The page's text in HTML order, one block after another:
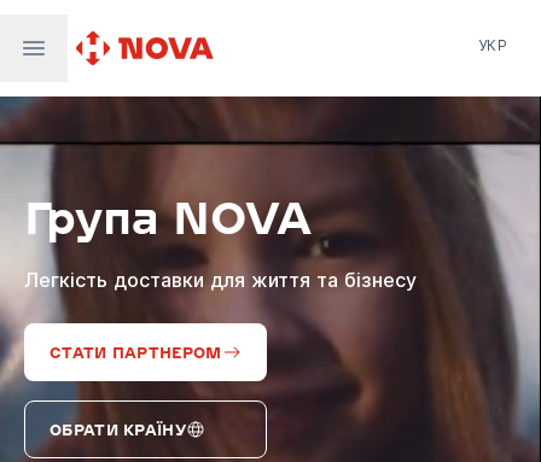
Nova Global
Nova Digital
Supernova Airlines
УКР
Група NOVA
Легкість доставки для життя та бізнесу
СТАТИ ПАРТНЕРОМ
ОБРАТИ КРАЇНУ